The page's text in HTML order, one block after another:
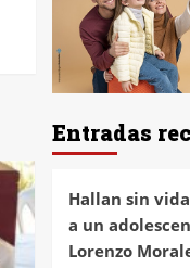
Entradas
Hallan sin
a un
Lorenzo